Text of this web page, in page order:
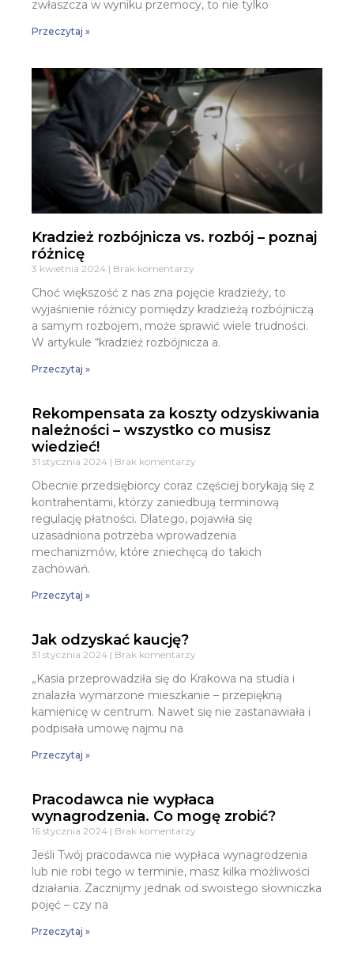
zwłaszcza w wyniku przemocy, to nie tylko
Przeczytaj »
Kradzież rozbójnicza vs. rozbój – poznaj
różnicę
3 kwietnia 2024 Brak komentarzy
Choć większość z nas zna pojęcie kradzieży, to
wyjaśnienie różnicy pomiędzy kradzieżą rozbójniczą
a samym rozbojem, może sprawić wiele trudności.
W artykule “kradzież rozbójnicza a.
Przeczytaj »
Rekompensata za koszty odzyskiwania
należności – wszystko co musisz
wiedzieć!
31 stycznia 2024 Brak komentarzy
Obecnie przedsiębiorcy coraz częściej borykają się z
kontrahentami, którzy zaniedbują terminową
regulację płatności. Dlatego, pojawiła się
uzasadniona potrzeba wprowadzenia
mechanizmów, które zniechęcą do takich
zachowań.
Przeczytaj »
Jak odzyskać kaucję?
31 stycznia 2024 Brak komentarzy
„Kasia przeprowadziła się do Krakowa na studia i
znalazła wymarzone mieszkanie – przepiękną
kamienicę w centrum. Nawet się nie zastanawiała i
podpisała umowę najmu na
Przeczytaj »
Pracodawca nie wypłaca
wynagrodzenia. Co mogę zrobić?
16 stycznia 2024 Brak komentarzy
Jeśli Twój pracodawca nie wypłaca wynagrodzenia
lub nie robi tego w terminie, masz kilka możliwości
działania. Zacznijmy jednak od swoistego słowniczka
pojęć – czy na
Przeczytaj »